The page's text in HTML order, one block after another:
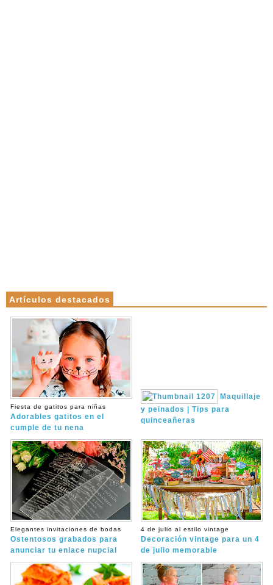
Artículos destacados
Fiesta de gatitos para niñas
Adorables gatitos en el
cumple de tu nena
Maquillaje
y peinados | Tips para
quinceañeras
Elegantes invitaciones de bodas
Ostentosos grabados para
anunciar tu enlace nupcial
4 de julio al estilo vintage
Decoración vintage para un 4
de julio memorable